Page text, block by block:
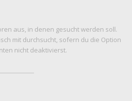
aus, in denen gesucht werden soll.
mit durchsucht, sofern du die Option
nicht deaktivierst.